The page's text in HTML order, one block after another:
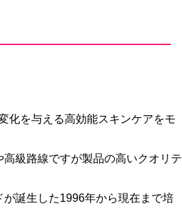
化を与える高効能スキンケアをモ
級路線ですが製品の高いクオリテ
誕生した1996年から現在まで培